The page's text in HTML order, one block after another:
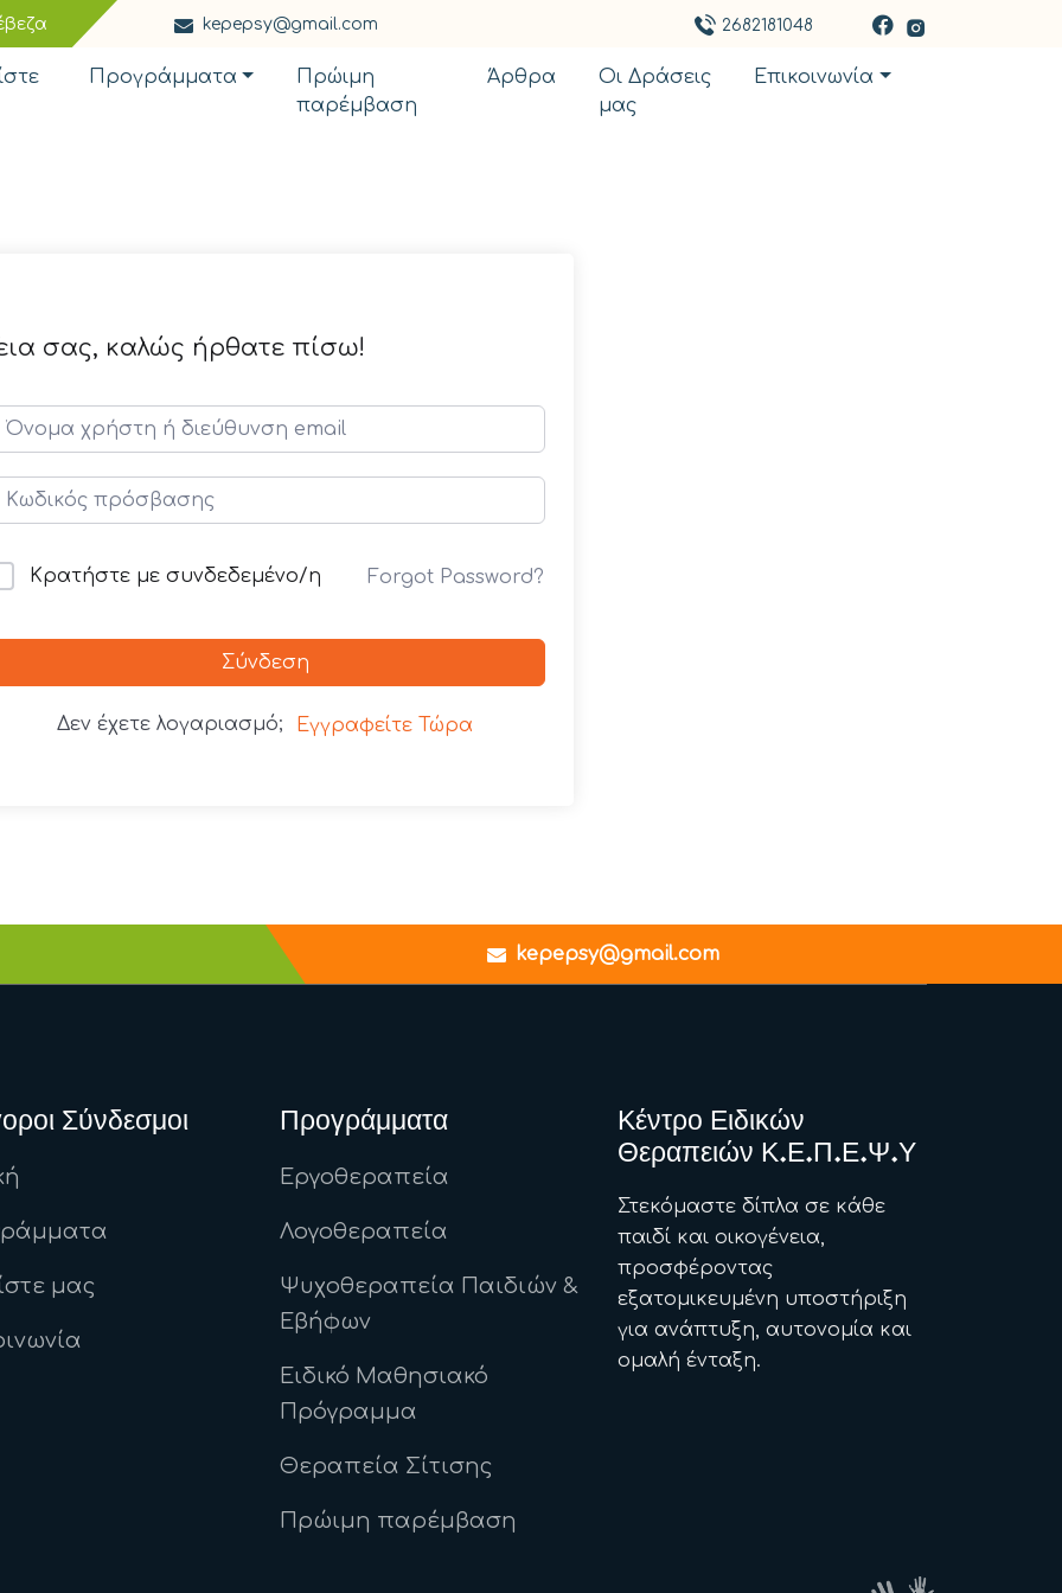
kepepsy@gmail.com 2682181048
Προγράμματα
Πρώιμη
παρέμβαση
Άρθρα
Οι Δράσεις
μας
Επικοινωνία
σας, καλώς ήρθατε πίσω!
Κρατήστε με συνδεδεμένο/η Forgot Password?
Σύνδεση
Δεν έχετε λογαριασμό; Εγγραφείτε Τώρα
kepepsy@gmail.com
Σύνδεσμοι
μας
Προγράμματα
Εργοθεραπεία
Λογοθεραπεία
Ψυχοθεραπεία Παιδιών &
Εβήφων
Ειδικό Μαθησιακό
Πρόγραμμα
Θεραπεία Σίτισης
Πρώιμη παρέμβαση
Κέντρο Ειδικών
Θεραπειών Κ.Ε.Π.Ε.Ψ.Υ
Στεκόμαστε δίπλα σε κάθε
παιδί και οικογένεια,
προσφέροντας
εξατομικευμένη υποστήριξη
για ανάπτυξη, αυτονομία και
ομαλή ένταξη.